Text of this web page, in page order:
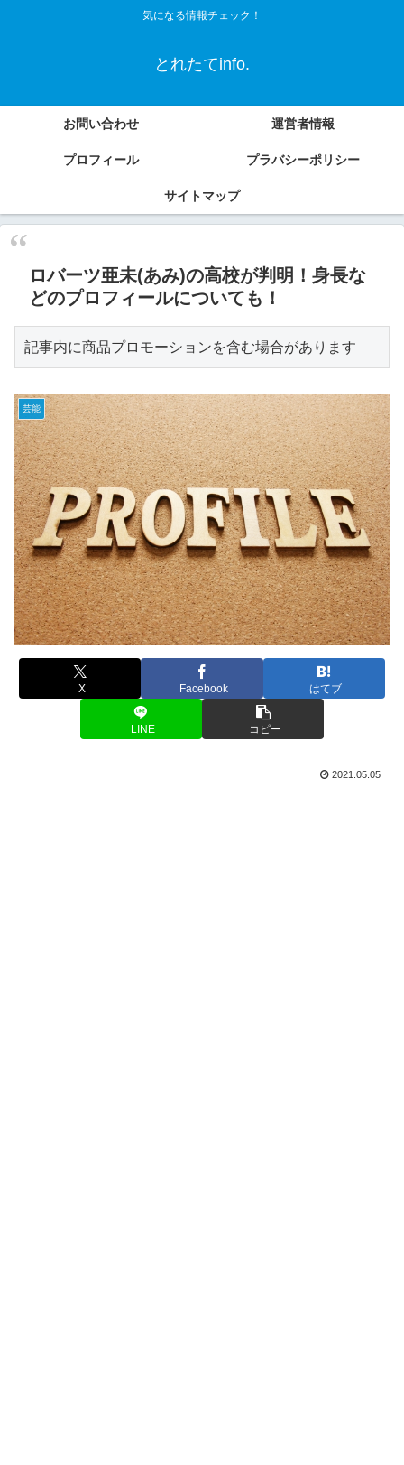
気になる情報チェック！
とれたてinfo.
お問い合わせ 運営者情報
プロフィール プラバシーポリシー
サイトマップ
ロバーツ亜未(あみ)の高校が判明！身長な
どのプロフィールについても！
記事内に商品プロモーションを含む場合があります
芸能
X Facebook はてブ
LINE コピー
2021.05.05